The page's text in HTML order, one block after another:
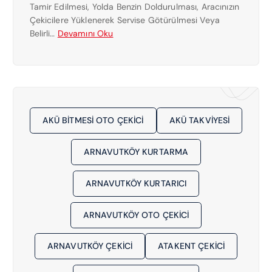
K
I
C
7
1
5
1
6
1
Tamir Edilmesi, Yolda Benzin Doldurulması, Aracınızın
Çekicilere Yüklenerek Servise Götürülmesi Veya
Belirli… Devamını Oku:
Y
E
N
Y
A
I
N
Ç
E
K
AKÜ BITMESI OTO ÇEKICI AKÜ TAKVIYESI
ARNAVUTKÖY KURTARMA
ARNAVUTKÖY KURTARICI
ARNAVUTKÖY OTO ÇEKICI
ARNAVUTKÖY ÇEKICI ATAKENT ÇEKICI